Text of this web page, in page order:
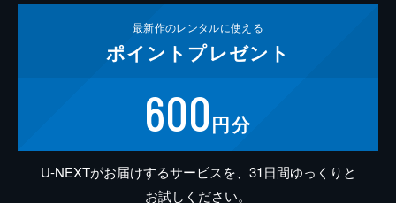
最新作のレンタルに使える
ポイント プレゼント
600円分
U-NEXTがお届けするサービスを、31日間ゆっくりと
お試しください。